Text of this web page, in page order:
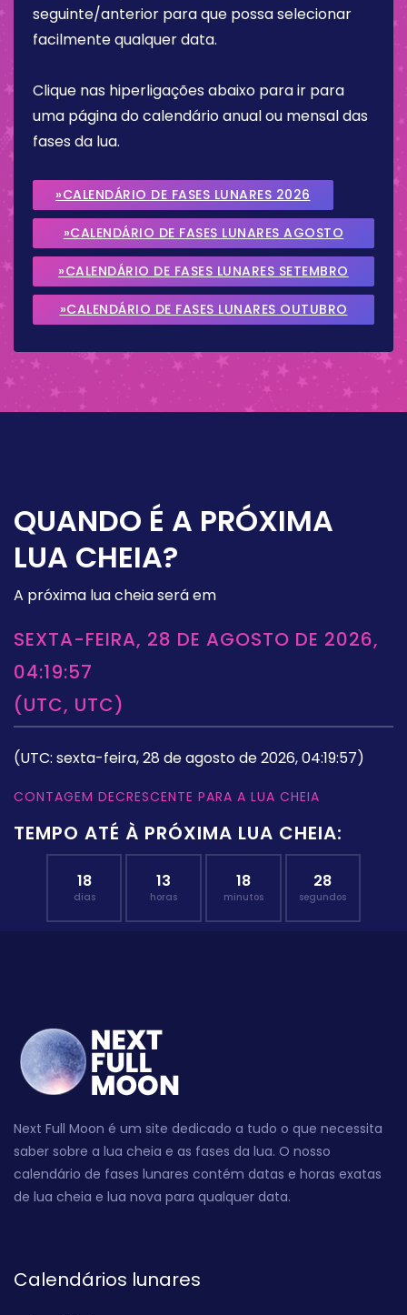
seguinte/anterior para que possa selecionar
facilmente qualquer data.
Clique nas hiperligações abaixo para ir para
uma página do calendário anual ou mensal das
fases da lua.
»CALENDÁRIO DE FASES LUNARES 2026
»CALENDÁRIO DE FASES LUNARES AGOSTO
2026
»CALENDÁRIO DE FASES LUNARES SETEMBRO
2026
»CALENDÁRIO DE FASES LUNARES OUTUBRO
QUANDO É A PRÓXIMA
LUA CHEIA?
A próxima lua cheia será em
SEXTA-FEIRA, 28 DE AGOSTO DE 2026,
04:19:57
(UTC, UTC)
(UTC: sexta-feira, 28 de agosto de 2026, 04:19:57)
CONTAGEM DECRESCENTE PARA A LUA CHEIA
TEMPO ATÉ À PRÓXIMA LUA CHEIA:
18
dias
13
horas
18
minutos
27
segundos
Next Full Moon é um site dedicado a tudo o que necessita
saber sobre a lua cheia e as fases da lua. O nosso
calendário de fases lunares contém datas e horas exatas
de lua cheia e lua nova para qualquer data.
Calendários lunares